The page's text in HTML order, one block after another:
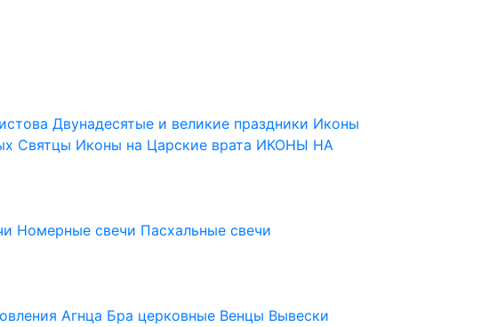
Двунадесятые и великие праздники Иконы
Святцы Иконы на Царские врата ИКОНЫ НА
Номерные свечи Пасхальные свечи
Агнца Бра церковные Венцы Вывески